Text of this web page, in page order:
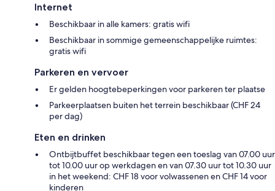
Internet
Beschikbaar in alle kamers: gratis wifi
Beschikbaar in sommige gemeenschappelijke ruimtes:
gratis wifi
Parkeren en vervoer
Er gelden hoogtebeperkingen voor parkeren ter plaatse
Parkeerplaatsen buiten het terrein beschikbaar (CHF 24
per dag)
Eten en drinken
Ontbijtbuffet beschikbaar tegen een toeslag van 07.00 uur
tot 10.00 uur op werkdagen en van 07.30 uur tot 10.30 uur
in het weekend: CHF 18 voor volwassenen en CHF 14 voor
kinderen